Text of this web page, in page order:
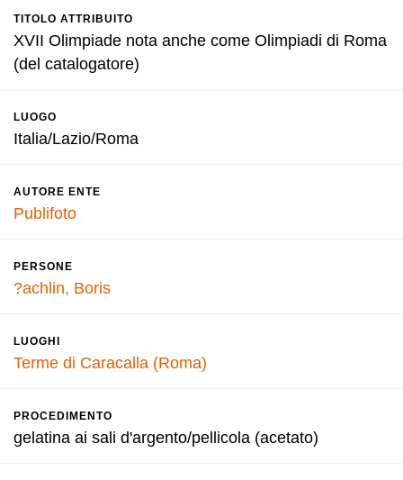
TITOLO ATTRIBUITO
XVII Olimpiade nota anche come Olimpiadi di Roma
(del catalogatore)
LUOGO
Italia/Lazio/Roma
AUTORE ENTE
Publifoto
PERSONE
?achlin, Boris
LUOGHI
Terme di Caracalla (Roma)
PROCEDIMENTO
gelatina ai sali d'argento/pellicola (acetato)